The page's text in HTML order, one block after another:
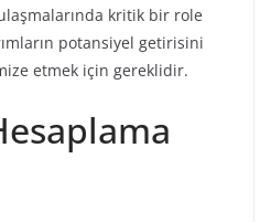
kritik bir role
potansiyel getirisini
etmek için gereklidir.